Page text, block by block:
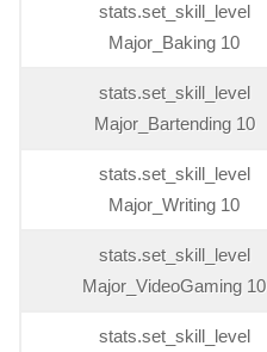
stats.set_skill_level
Major_Baking 10
stats.set_skill_level
Major_Bartending 10
stats.set_skill_level
Major_Writing 10
stats.set_skill_level
Major_VideoGaming 10
stats.set_skill_level